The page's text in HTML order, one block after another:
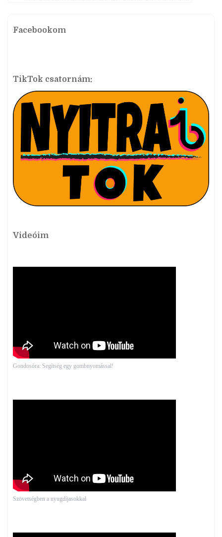
Facebookom
TikTok csatornám:
Videóim
Gondosóra: Segítség egy gombnyomással!
Szövetségben a nyugdíjasokkal